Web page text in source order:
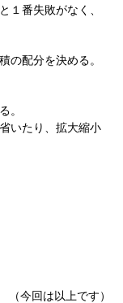
１番失敗がなく、
の配分を決める。
。
いたり、拡大縮小
（今回は以上です）